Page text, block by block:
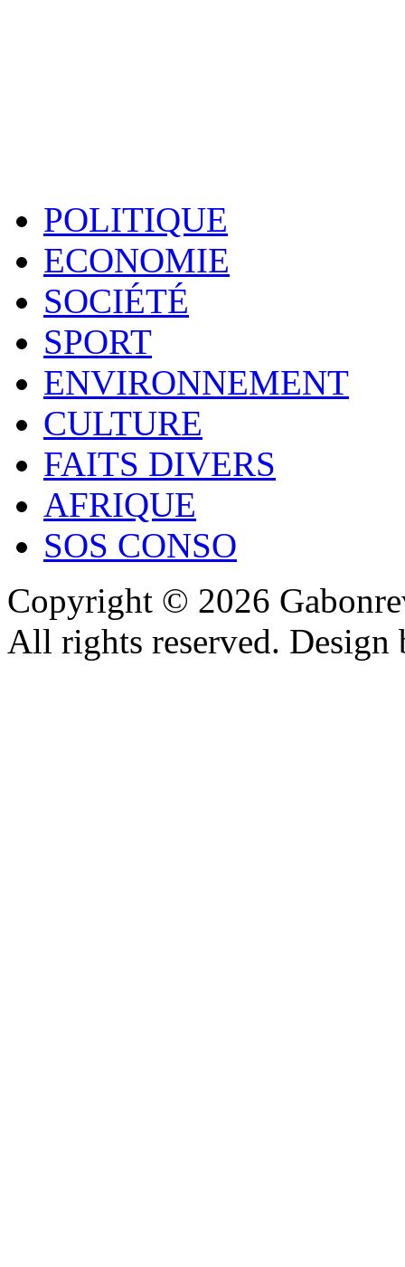
POLITIQUE
ECONOMIE
SOCIÉTÉ
SPORT
ENVIRONNEMENT
CULTURE
FAITS DIVERS
AFRIQUE
SOS CONSO
Copyright © 2026
All rights reserved.